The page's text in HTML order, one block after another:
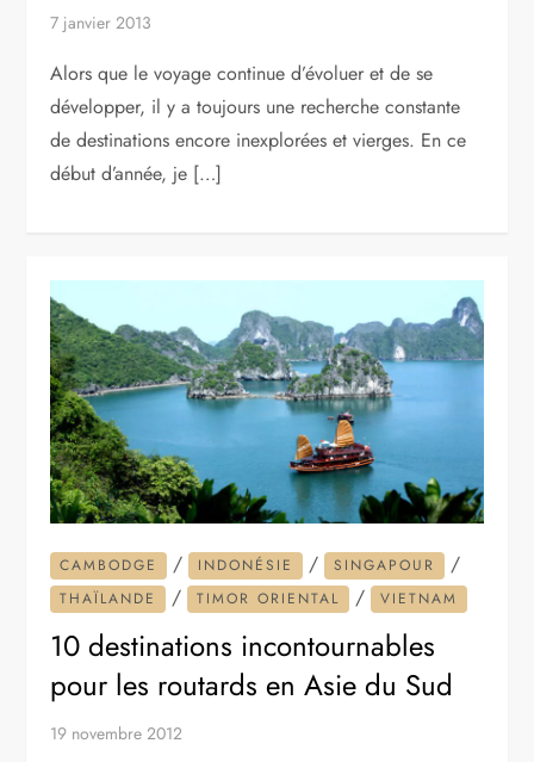
7 janvier 2013
Alors que le voyage continue d’évoluer et de se
développer, il y a toujours une recherche constante
de destinations encore inexplorées et vierges. En ce
début d’année, je […]
CAMBODGE / INDONÉSIE / SINGAPOUR /
THAÏLANDE / TIMOR ORIENTAL / VIETNAM
10 destinations incontournables
pour les routards en Asie du Sud
19 novembre 2012